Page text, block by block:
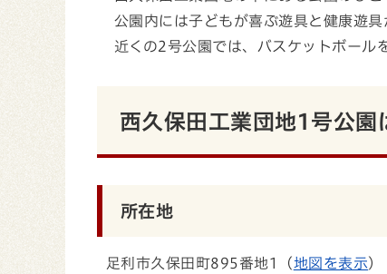
公園内には子どもが喜ぶ遊具と健康遊具
近くの2号公園では、バスケットボール
西久保田工業団地1号公園
所在地
足利市久保田町895番地1（地図を表示）